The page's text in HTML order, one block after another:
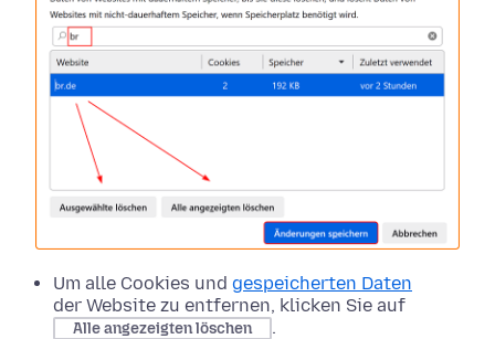
Um alle Cookies und gespeicherten Daten
der Website zu entfernen, klicken Sie auf
Alle angezeigten löschen
.